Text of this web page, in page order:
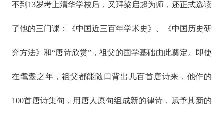
不到13岁考上清华学校后，又拜梁启超为师，还正式选读
了他的三门课：《中国近三百年学术史》、《中国历史研
究方法》和“唐诗欣赏”，祖父的国学基础由此奠定。即使
在耄耋之年，祖父都能随口背出几百首唐诗来，他作的
100首唐诗集句，用唐人原句组成新的律诗，赋予其新的